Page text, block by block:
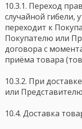
10.3.1. Переход
случайной гибели,
переходит к
Покупателю или
договора с
приёма товара
10.3.2. При
или
10.4. Доставка